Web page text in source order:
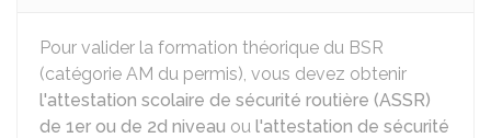
Pour valider la formation théorique du BSR
(catégorie AM du permis), vous devez obtenir
l'attestation scolaire de sécurité routière (ASSR)
de 1er ou de 2d niveau ou l'attestation de sécurité